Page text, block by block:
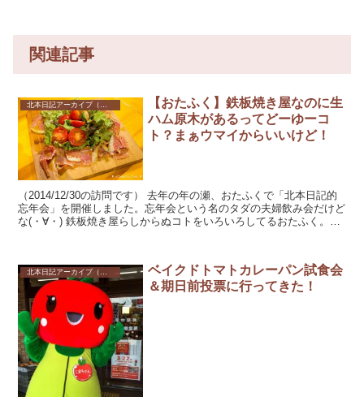
関連記事
北本日記アーカイブ（記録保存）
【おたふく】鉄板焼き屋なのに生
ハム原木があるってどーゆーコ
ト？まぁウマイからいいけど！
（2014/12/30の訪問です） 去年の年の瀬、おたふくで「北本日記的
忘年会」を開催しました。忘年会という名のタダの夫婦飲み会だけど
な(・∀・) 鉄板焼き屋らしからぬコトをいろいろしてるおたふく。ワ
北本日記アーカイブ（記録保存）
ベイクドトマトカレーパン試食会
＆期日前投票に行ってきた！